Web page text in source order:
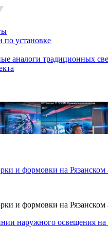
по установке
аналоги традиционных
и формовки на
и формовки на
наружного освещения